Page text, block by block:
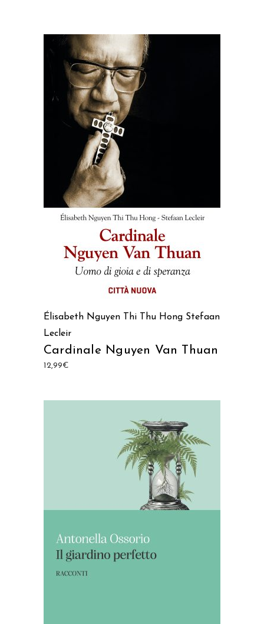
AGGIUNGI AL CARRELLO
Élisabeth Nguyen Thi Thu Hong Stefaan
Lecleir
Cardinale Nguyen Van Thuan
12,99€
AGGIUNGI AL CARRELLO